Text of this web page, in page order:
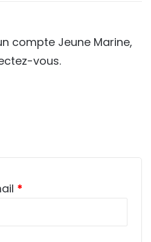
compte Jeune Marine,
vous.
*